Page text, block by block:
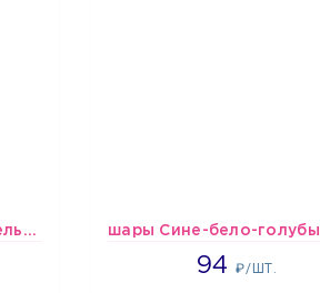
шары Черно-белые пастельные
94₽/ШТ.
1697